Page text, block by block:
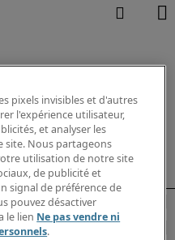
pixels invisibles et d'autres
l'expérience utilisateur,
et analyser les
site. Nous partageons
utilisation de notre site
de publicité et
signal de préférence de
pouvez désactiver
le lien Ne pas vendre ni
.